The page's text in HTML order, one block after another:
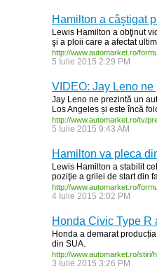
Hamilton a câştigat
Lewis Hamilton a obţinut
şi a ploii care a afectat
http://www.automarket.ro/
5 Iulie 2015 2:29 PM
VIDEO: Jay Leno
Jay Leno ne prezintă un
Los Angeles și este încă
http://www.automarket.ro/tv/
5 Iulie 2015 9:43 AM
Hamilton va pleca
Lewis Hamilton a stabilit
poziţie a grilei de start din
http://www.automarket.ro/
4 Iulie 2015 2:02 PM
Honda Civic Type R
Honda a demarat
din SUA.
http://www.automarket.ro/stiri/
3 Iulie 2015 3:26 PM